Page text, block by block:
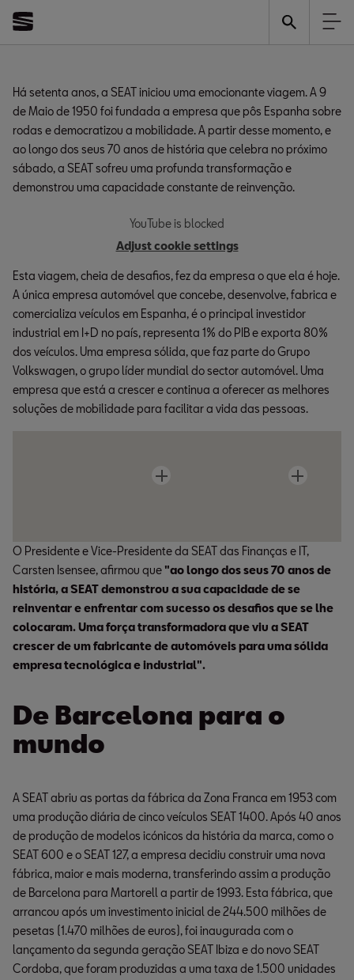
SEAT História: 70
06/05/2020
Há setenta anos, a SEAT iniciou uma emocionante viagem. A 9
de Maio de 1950 foi fundada a empresa que pôs Espanha sobre
rodas e democratizou a mobilidade. A partir desse momento, e
ao longo dos seus 70 anos de história que celebra no próximo
sábado, a SEAT sofreu uma profunda transformação e
demonstrou uma capacidade constante de reinvenção.
YouTube is blocked
Adjust cookie settings
Esta viagem, cheia de desafios, fez da empresa o que ela é hoje.
A única empresa automóvel que concebe, desenvolve, fabrica e
comercializa veículos em Espanha, é o principal investidor
industrial em I+D no país, representa 1% do PIB e exporta 80%
dos veículos. Uma empresa sólida, que faz parte do Grupo
Volkswagen, o grupo líder mundial do sector automóvel. Uma
empresa que está a crescer e continua a oferecer as melhores
soluções de mobilidade para facilitar a vida das pessoas.
O Presidente e Vice-Presidente da SEAT das Finanças e IT,
Carsten Isensee, afirmou que "ao longo dos seus 70 anos de
história, a SEAT demonstrou a sua capacidade de se
reinventar e enfrentar com sucesso os desafios que se lhe
colocaram. Uma força transformadora que viu a SEAT
crescer de um fabricante de automóveis para uma sólida
empresa tecnológica e industrial".
De Barcelona para o
mundo
A SEAT abriu as portas da fábrica da Zona Franca em 1953 com
uma produção diária de cinco veículos SEAT 1400. Após 40 anos
de produção de modelos icónicos da história da marca, como o
SEAT 600 e o SEAT 127, a empresa decidiu construir uma nova
fábrica, maior e mais moderna, transferindo assim a produção
de Barcelona para Martorell a partir de 1993. Esta fábrica, que
arrancou após um investimento inicial de 244.500 milhões de
pesetas (1.470 milhões de euros), foi inaugurada com o
lançamento da segunda geração SEAT Ibiza e do novo SEAT
Cordoba, que foram produzidas a uma taxa de 1.500 unidades